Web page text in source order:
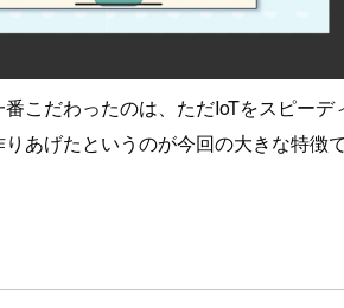
こだわったのは、ただIoTをスピー
げたというのが今回の大きな特徴